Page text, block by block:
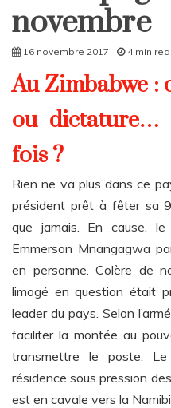
novembre
16 novembre 2017 4 min
Au Zimbabwe :
ou
fois ?
Rien ne va plus dans ce
président prêt à fêter sa
que jamais. En cause,
Emmerson Mnangagwa
en personne. Colère de
limogé en question était
leader du pays. Selon
faciliter la montée au
transmettre le poste.
résidence sous pression
est en cavale vers la